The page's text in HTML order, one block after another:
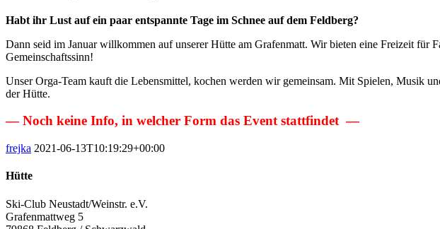
Habt ihr Lust auf ein paar entspannte Tage im Schnee auf dem Feldberg?
Dann seid im Januar willkommen auf unserer Hütte am Grafenmatt. Wir bieten eine Freizeit
Gemeinschaftssinn!
Unser Orga-Team kauft die Lebensmittel, kochen werden wir gemeinsam. Mit Spielen, Musik
der Hütte.
— Noch keine Info, in welcher Form das Event stattfindet —
frejka 2021-06-13T10:19:29+00:00
Hütte
Ski-Club Neustadt/Weinstr. e.V.
Grafenmattweg 5